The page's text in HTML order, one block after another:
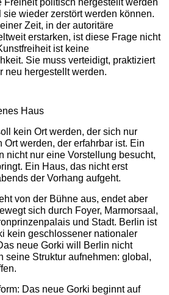
Freiheit politisch hergestellt werden
wieder zerstört werden können.
Zeit, in der autoritäre
erstarken, ist diese Frage nicht
ist keine
Sie muss verteidigt, praktiziert
neu hergestellt werden.
Haus
kein Ort werden, der sich nur
Ort werden, der erfahrbar ist. Ein
nicht nur eine Vorstellung besucht,
Ein Haus, das nicht erst
der Vorhang aufgeht.
von der Bühne aus, endet aber
sich durch Foyer, Marmorsaal,
und Stadt. Berlin ist
kein geschlossener nationaler
neue Gorki will Berlin nicht
seine Struktur aufnehmen: global,
Das neue Gorki beginnt auf